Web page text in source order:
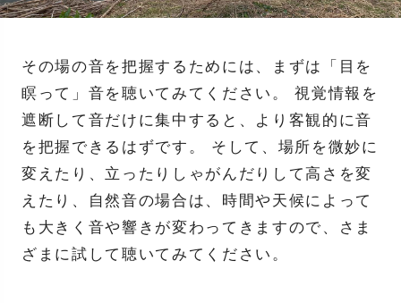
その場の音を把握するためには、まずは「目を
瞑って」音を聴いてみてください。 視覚情報を
遮断して音だけに集中すると、より客観的に音
を把握できるはずです。 そして、場所を微妙に
変えたり、立ったりしゃがんだりして高さを変
えたり、自然音の場合は、時間や天候によって
も大きく音や響きが変わってきますので、さま
ざまに試して聴いてみてください。